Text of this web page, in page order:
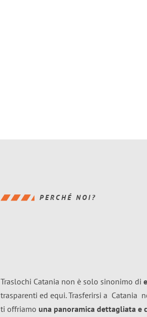
PERCHÉ NOI?
Traslochi Catania non è solo sinonimo di
trasparenti ed equi. Trasferirsi a Catania
ti offriamo una panoramica dettagliata e